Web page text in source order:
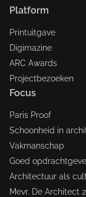
Platform
Printuitgave
Digimazine
ARC Awards
Projectbezoeken
Focus
Paris Proof
Schoonheid in
Vakmanschap
Goed
Architectuur als
Mevr. De Architect